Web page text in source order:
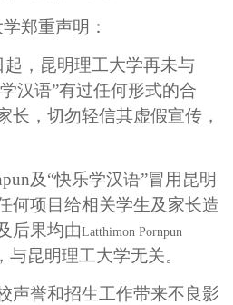
郑重声明：
起，昆明理工大学再未与
汉语”有过任何形式的合
长，切勿轻信其虚假宣传，
及“快乐学汉语”冒用昆明
何项目给相关学生及家长造
后果均由Latthimon Pornpun
与昆明理工大学无关。
声誉和招生工作带来不良影